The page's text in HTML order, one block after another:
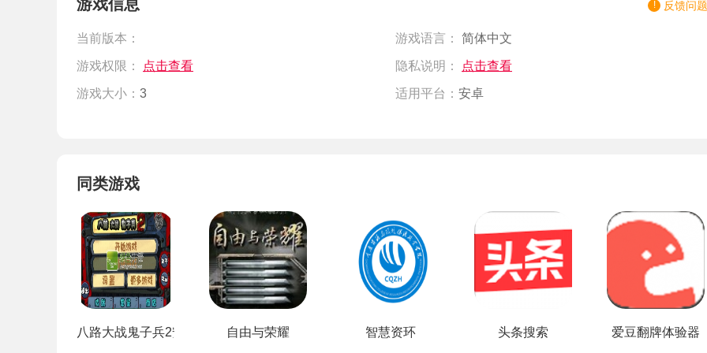
游戏信息 反馈问题
当前版本： 游戏语言： 简体中文
游戏权限： 点击查看 隐私说明： 点击查看
游戏大小： 3 适用平台： 安卓
同类游戏
八路大战鬼子兵2安卓 自由与荣耀 智慧资环 头条搜索 爱豆翻牌体验器